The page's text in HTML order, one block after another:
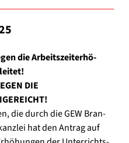
die Arbeits­zeit­er­hö­
DIE
die durch die GEW Bran­
hat den Antrag auf